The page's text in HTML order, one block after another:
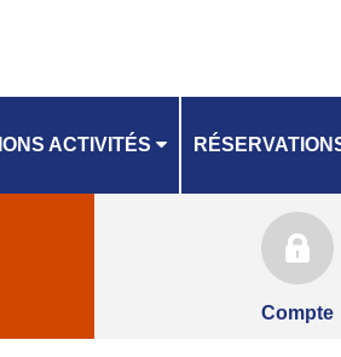
ACTIVITÉS
PLANNING
Compte